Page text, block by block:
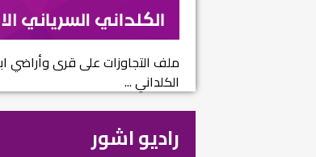
ملف التجاوزات على قرى وأراضي
الكلداني ...
راديو اشور